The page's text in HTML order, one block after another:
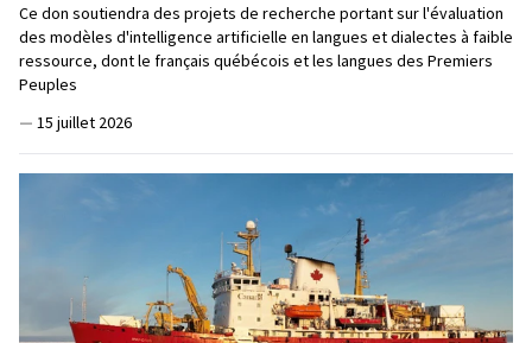
Ce don soutiendra des projets de recherche portant sur l'évaluation
des modèles d'intelligence artificielle en langues et dialectes à faible
ressource, dont le français québécois et les langues des Premiers
Peuples
— 15 juillet 2026